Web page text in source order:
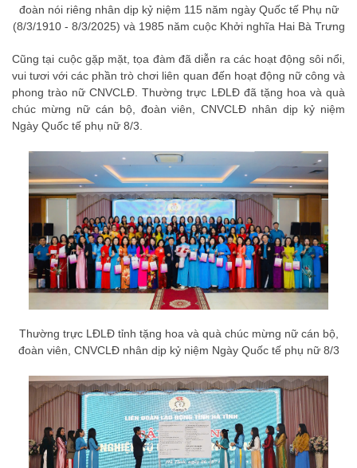
đoàn nói riêng nhân dịp kỷ niệm 115 năm ngày Quốc tế Phụ nữ
(8/3/1910 - 8/3/2025) và 1985 năm cuộc Khởi nghĩa Hai Bà Trưng
Cũng tại cuộc gặp mặt, tọa đàm đã diễn ra các hoạt động sôi nổi,
vui tươi với các phần trò chơi liên quan đến hoạt động nữ công và
phong trào nữ CNVCLĐ. Thường trực LĐLĐ đã tặng hoa và quà
chúc mừng nữ cán bộ, đoàn viên, CNVCLĐ nhân dịp kỷ niệm
Ngày Quốc tế phụ nữ 8/3.
Thường trực LĐLĐ tỉnh tặng hoa và quà chúc mừng nữ cán bộ,
đoàn viên, CNVCLĐ nhân dịp kỷ niệm Ngày Quốc tế phụ nữ 8/3